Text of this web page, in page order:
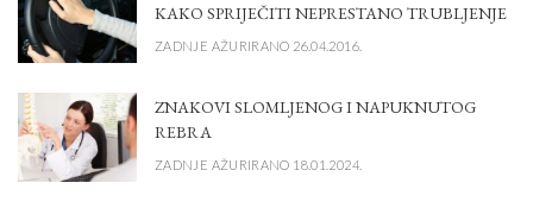
KAKO SPRIJEČITI NEPRESTANO TRUBLJENJE
ZADNJE AŽURIRANO 26.04.2016.
ZNAKOVI SLOMLJENOG I NAPUKNUTOG
REBRA
ZADNJE AŽURIRANO 18.01.2024.